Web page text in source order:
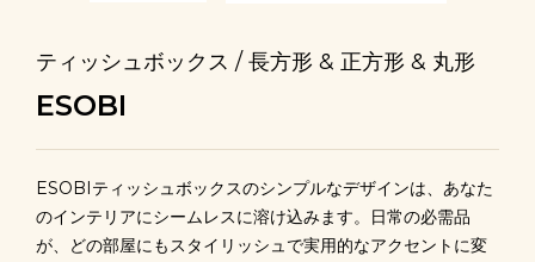
ティッシュボックス / 長方形 & 正方形 & 丸形
ESOBI
ESOBIティッシュボックスのシンプルなデザインは、あなた
のインテリアにシームレスに溶け込みます。日常の必需品
が、どの部屋にもスタイリッシュで実用的なアクセントに変